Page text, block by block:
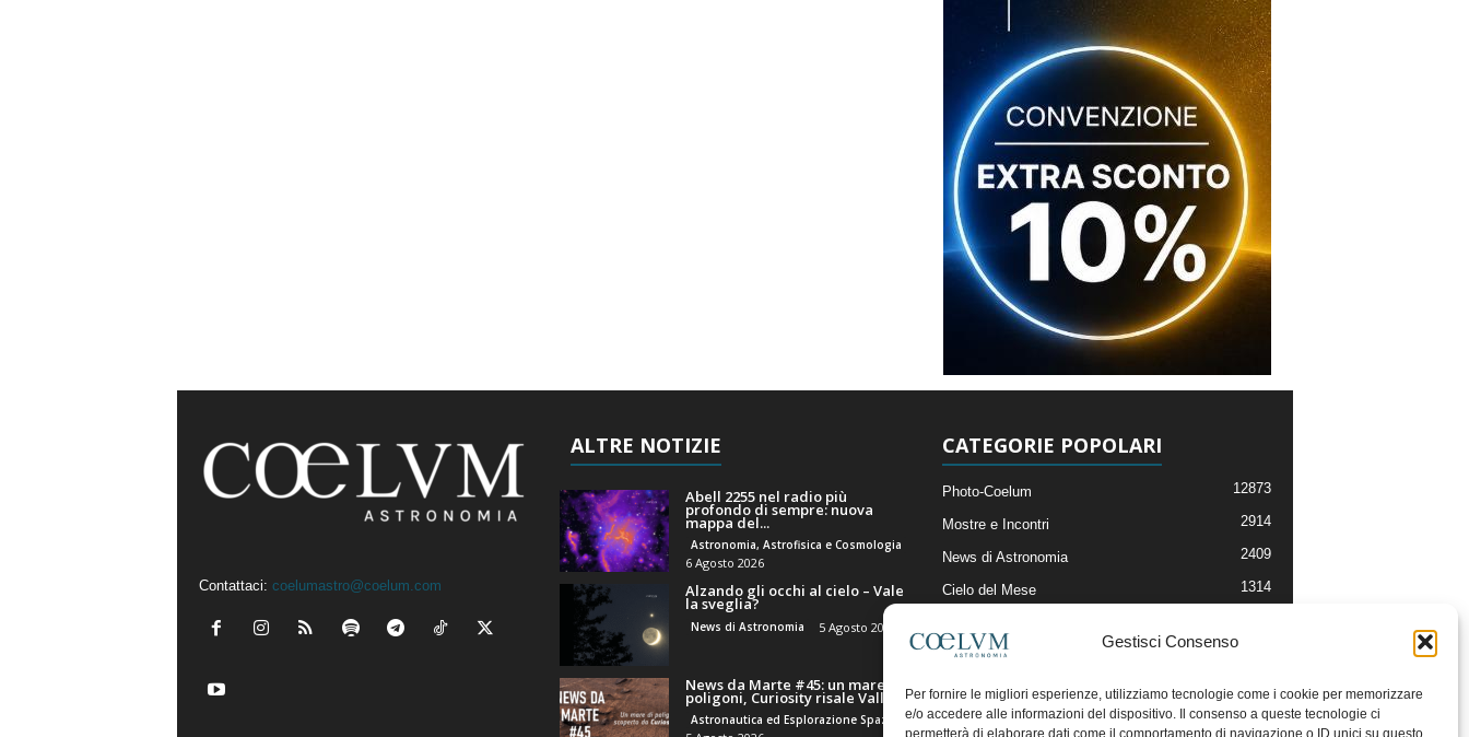
Gestisci Consenso
Per fornire le migliori esperienze, utilizziamo tecnologie come i cookie per memorizzare
e/o accedere alle informazioni del dispositivo. Il consenso a queste tecnologie ci
permetterà di elaborare dati come il comportamento di navigazione o ID unici su questo
Contattaci: coelumastro@coelum.com
ALTRE NOTIZIE
Abell 2255 nel radio più
profondo di sempre: nuova
mappa del...
Astronomia, Astrofisica e Cosmologia
6 Agosto 2026
Alzando gli occhi al cielo – Vale
la sveglia?
News di Astronomia 5 Agosto 2026
News da Marte #45: un mare di
poligoni, Curiosity risale Valle...
CATEGORIE POPOLARI
Photo-Coelum 12873
Mostre e Incontri 2914
News di Astronomia 2409
Cielo del Mese 1314
Articoli e Risorse On-Line
Il Blog della Redazione